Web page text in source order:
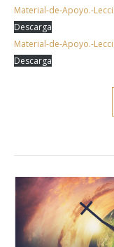
Material-de-Apoyo.-
Descarga
Material-de-Apoyo.-
Descarga